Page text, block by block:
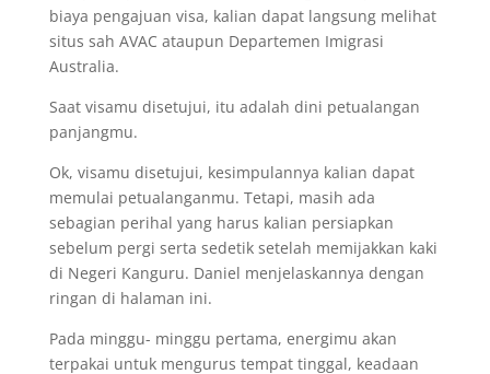
biaya pengajuan visa, kalian dapat langsung melihat
situs sah AVAC ataupun Departemen Imigrasi
Australia.
Saat visamu disetujui, itu adalah dini petualangan
panjangmu.
Ok, visamu disetujui, kesimpulannya kalian dapat
memulai petualanganmu. Tetapi, masih ada
sebagian perihal yang harus kalian persiapkan
sebelum pergi serta sedetik setelah memijakkan kaki
di Negeri Kanguru. Daniel menjelaskannya dengan
ringan di halaman ini.
Pada minggu- minggu pertama, energimu akan
terpakai untuk mengurus tempat tinggal, keadaan